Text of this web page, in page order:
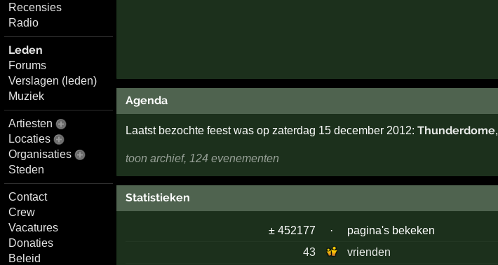
Recensies
Radio
Leden
Forums
Verslagen (leden)
Muziek
Artiesten
Locaties
Organisaties
Steden
Contact
Crew
Vacatures
Donaties
Beleid
Agenda
Laatst bezochte feest was op zaterdag 15 december 2012: Thunderdome,
toon archief, 124 evenementen
Statistieken
± 452177 ·
pagina's bekeken
43
vrienden